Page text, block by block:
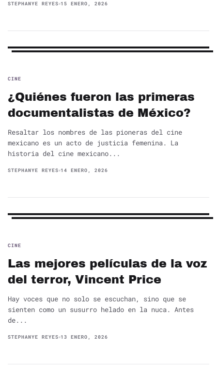
STEPHANYE REYES 15 ENERO, 2026
CINE
¿Quiénes fueron las primeras
documentalistas de México?
Resaltar los nombres de las pioneras del cine
mexicano es un acto de justicia femenina. La
historia del cine mexicano...
STEPHANYE REYES 14 ENERO, 2026
CINE
Las mejores películas de la voz
del terror, Vincent Price
Hay voces que no solo se escuchan, sino que se
sienten como un susurro helado en la nuca. Antes
de...
STEPHANYE REYES 13 ENERO, 2026